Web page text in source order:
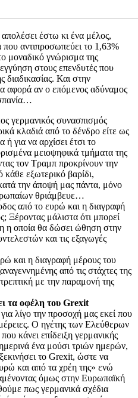
έστω κι ένα μέλος,
αντιπροσωπεύει το 1,63%
μοναδικό γνώρισμα της
στους επενδυτές που
διαδικασίας. Και στην
αφορά αν ο επόμενος αδύναμος
γερμανικός συνασπισμός
κλαδιά από το δένδρο είτε ως
ή για να αρχίσει έτσι το
μειοψηφικά τμήματα της
τον Τραμπ προκρίνουν την
εξωτερικό βαρίδι,
την άποψή μας πάντα, μόνο
θριάμβευε…
από το ευρώ και η διαγραφή
Ξέροντας μάλιστα ότι μπορεί
η οποία θα δώσει ώθηση στην
και τις εξαγωγές
και η διαγραφή μέρους του
από τις στάχτες της
με την παραμονή της
τα οφέλη του Grexit
λίγο την προσοχή μας εκεί που
Ο ηγέτης των Ελεύθερων
κάνει επίδειξη γερμανικής
ένα μούσι τριών ημερών,
το Grexit, ώστε να
και από τα χρέη της» ενώ
όμως στην Ευρωπαϊκή
πως γερμανικά σχέδια